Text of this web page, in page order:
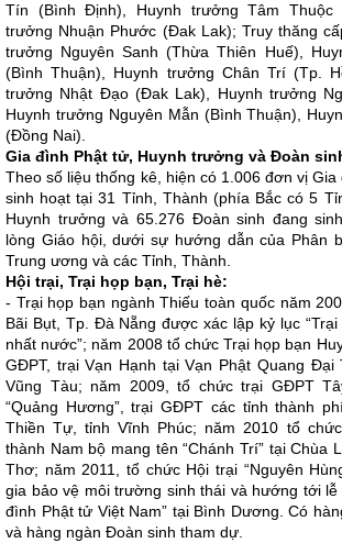
Tín (Bình Định), Huynh trưởng Tâm Thuộc
trưởng Nhuận Phước (Đak Lak); Truy thăng
trưởng Nguyên Sanh (Thừa Thiên Huế),
(Bình Thuận), Huynh trưởng Chân Trí (Tp.
trưởng Nhật Đạo (Đak Lak), Huynh trưởng
Huynh trưởng Nguyên Mẫn (Bình Thuận),
(Đồng Nai).
Gia đình Phật tử, Huynh trưởng và Đoàn
Theo số liệu thống kê, hiện có 1.006 đơn vị
sinh hoạt tại 31 Tỉnh, Thành (phía Bắc có 5
Huynh trưởng và 65.276 Đoàn sinh đang
lòng Giáo hội, dưới sự hướng dẫn của Phân
Trung ương và các Tỉnh, Thành.
Hội trại, Trại họp bạn, Trại hè:
- Trại họp bạn ngành Thiếu toàn quốc năm
Bãi Bụt, Tp. Đà Nẵng được xác lập kỷ lục
nhất nước”; năm 2008 tổ chức Trại họp bạn
GĐPT, trại Vạn Hạnh tại Vạn Phật Quang Đại
Vũng Tàu; năm 2009, tổ chức trại GĐPT
“Quảng Hương”, trại GĐPT các tỉnh thành
Thiền Tự, tỉnh Vĩnh Phúc; năm 2010 tổ
thành Nam bộ mang tên “Chánh Trí” tại Chùa
Thơ; năm 2011, tổ chức Hội trại “Nguyên
gia bảo vệ môi trường sinh thái và hướng tới lễ
đình Phật tử Việt Nam” tại Bình Dương. Có
và hàng ngàn Đoàn sinh tham dự.